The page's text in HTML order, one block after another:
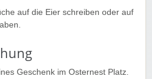
auf die Eier schreiben oder auf
Geschenk im Osternest Platz.